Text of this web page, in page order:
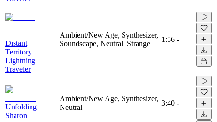
Distant
Territory
Lightning
Traveler
Ambient/New Age, Synthesizer,
Soundscape, Neutral, Strange
1:56 -
Unfolding
Sharon
Ambient/New Age, Synthesizer,
Neutral
3:40 -